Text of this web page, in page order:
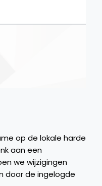
op de lokale harde
aan een
we wijzigingen
door de ingelogde